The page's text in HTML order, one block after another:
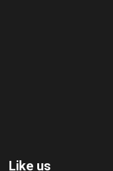
Like us